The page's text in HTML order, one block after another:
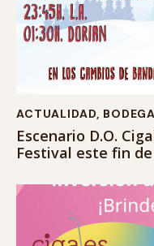
ACTUALIDAD,
Escenario D.O.
Festival este fin